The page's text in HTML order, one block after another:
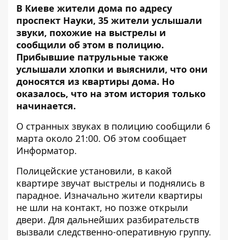
В Киеве жители дома по адресу
проспект Науки, 35 жители услышали
звуки, похожие на выстрелы и
сообщили об этом в полицию.
Прибывшие патрульные также
услышали хлопки и выяснили, что они
доносятся из квартиры дома. Но
оказалось, что на этом история только
начинается.
О странных звуках в полицию сообщили 6
марта около 21:00. Об этом сообщает
Информатор.
Полицейские установили, в какой
квартире звучат выстрелы и поднялись в
парадное. Изначально жители квартиры
не шли на контакт, но позже открыли
двери. Для дальнейших разбирательств
вызвали следственно-оперативную группу.